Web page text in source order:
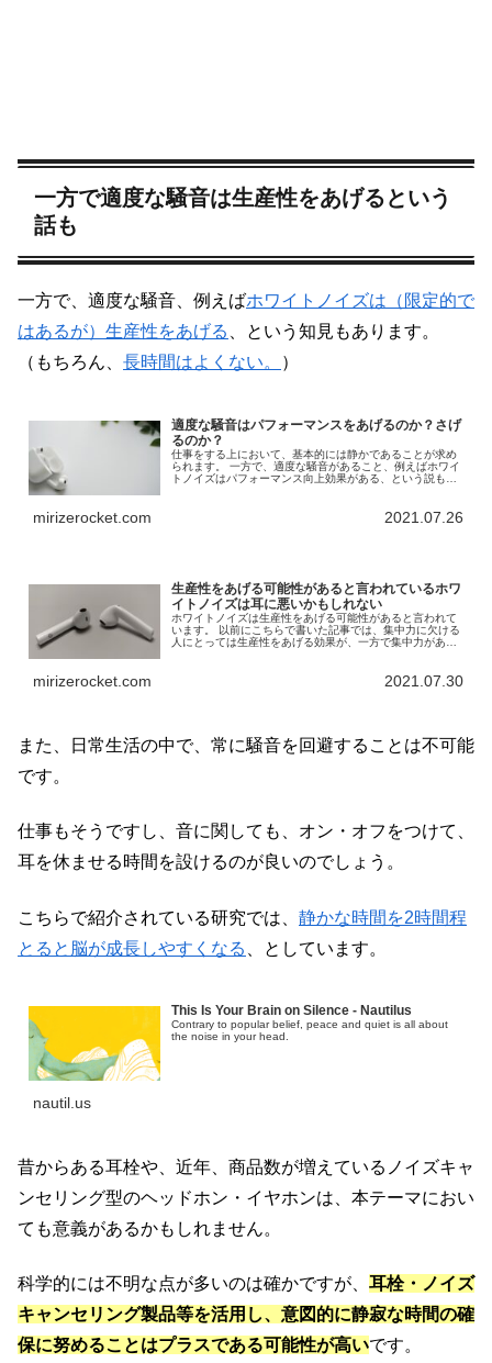
一方で適度な騒音は生産性をあげるという
話も
一方で、適度な騒音、例えばホワイトノイズは（限定的で
はあるが）生産性をあげる
、という知見もあります。
（もちろん、 長時間はよくない。 ）
適度な騒音はパフォーマンスをあげるのか？さげ
るのか？
仕事をする上において、基本的には静かであることが求め
られます。 一方で、適度な騒音があること、例えばホワイ
トノイズはパフォーマンス向上効果がある、という説もあ
mirizerocket.com 2021.07.26
生産性をあげる可能性があると言われているホワ
イトノイズは耳に悪いかもしれない
ホワイトノイズは生産性をあげる可能性があると言われて
います。 以前にこちらで書いた記事では、集中力に欠ける
人にとっては生産性をあげる効果が、一方で集中力がある
と結論づけています。 このホワイトノイズですが、長時間
mirizerocket.com 2021.07.30
また、日常生活の中で、常に騒音を回避することは不可能
です。
仕事もそうですし、音に関しても、オン・オフをつけて、
耳を休ませる時間を設けるのが良いのでしょう。
こちらで紹介されている研究では、 静かな時間を2時間程
とると脳が成長しやすくなる
、としています。
This Is Your Brain on Silence - Nautilus
Contrary to popular belief, peace and quiet is all about
the noise in your head.
nautil.us
昔からある耳栓や、近年、商品数が増えているノイズキャ
ンセリング型のヘッドホン・イヤホンは、本テーマにおい
ても意義があるかもしれません。
科学的には不明な点が多いのは確かですが、 耳栓・ノイズ
キャンセリング製品等を活用し、意図的に静寂な時間の確
保に努めることはプラスである可能性が高いです。